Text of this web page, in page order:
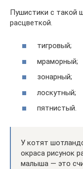
Пушистики с такой
расцветкой.
тигровый;
мраморный;
зонарный;
лоскутный;
пятнистый.
У котят
окраса рисунок
малыша — это